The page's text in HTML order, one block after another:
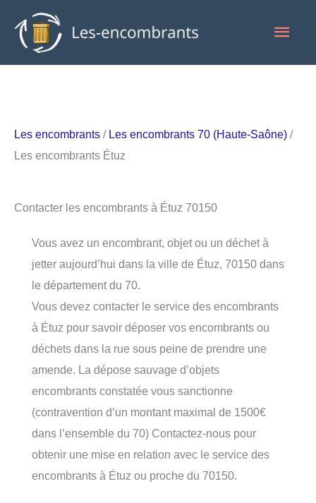
contenu
Les encombrants / Les encombrants 70 (Haute-Saône) /
Les encombrants Étuz
Contacter les encombrants à Étuz 70150
Vous avez un encombrant, objet ou un déchet à
jetter aujourd’hui dans la ville de Étuz, 70150 dans
le département du 70.
Vous devez contacter le service des encombrants
à Étuz pour savoir déposer vos encombrants ou
déchets dans la rue sous peine de prendre une
amende. La dépose sauvage d’objets
encombrants constatée vous sanctionne
(contravention d’un montant maximal de 1500€
dans l’ensemble du 70) Contactez-nous pour
obtenir une mise en relation avec le service des
encombrants à Étuz ou proche du 70150.